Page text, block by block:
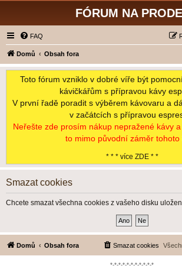
FÓRUM NA
FAQ
Domů Obsah fora
Toto fórum vzniklo v dobré víře být
kávičkářům s přípravou kávy
V první řadě poradit s výběrem kávovaru a
v začátcích s přípravou
Neřešte zde prosím nákup nepražené kávy
to mimo původní záměr tohoto
* * * více ZDE * *
Smazat cookies
Chcete smazat všechna cookies z vašeho disku
Domů Obsah fora Smazat cookies
*-*-*-*-*-*-*-*-*-*-*